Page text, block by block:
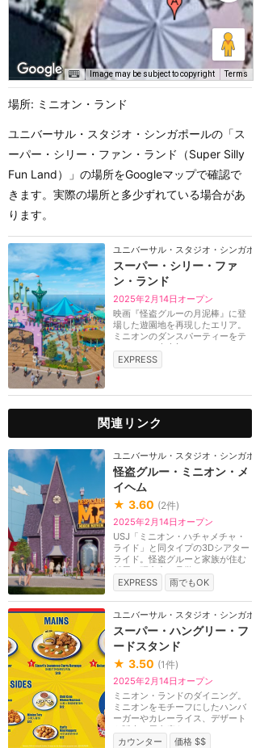
Image may be subject to copyright Terms
場所: ミニオン・ランド
ユニバーサル・スタジオ・シンガポールの「ス
ーパー・シリー・ファン・ランド（Super Silly
Fun Land）」の場所をGoogleマップで確認で
きます。実際の場所と多少ずれている場合があ
ります。
ユニバーサル・スタジオ・シンガポ
スーパー・シリー・ファ
ン・ランド
2025年2月14日オープン
映画『怪盗グルーの月泥棒』に登
場した遊園地を再現したエリア。
ミニオンのダンスパーティーをテ
ーマにした史上初...
EXPRESS
関連リンク
ユニバーサル・スタジオ・シンガポ
怪盗グルー・ミニオン・メ
イヘム
★ 3.60 (2件)
2025年2月14日オープン
USJ「ミニオン・ハチャメチャ・
ライド」と同タイプの3Dシアター
ライド。怪盗グルーと家族が住む
部屋や研究室を見学...
EXPRESS
雨でもOK
ユニバーサル・スタジオ・シンガポ
スーパー・ハングリー・フ
ードスタンド
★ 3.50 (1件)
2025年2月14日オープン
ミニオン・ランドのダイニング。
ミニオンをモチーフにしたハンバ
ーガーやカレーライス、デザート
を販売。屋内席あ...
カウンター
価格 $$